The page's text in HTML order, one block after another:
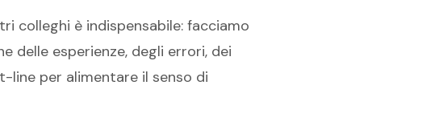
colleghi è indispensabile: facciamo
delle esperienze, degli errori, dei
line per alimentare il senso di